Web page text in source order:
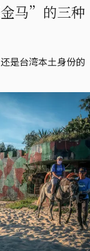
马”的三种
是台湾本土身份的